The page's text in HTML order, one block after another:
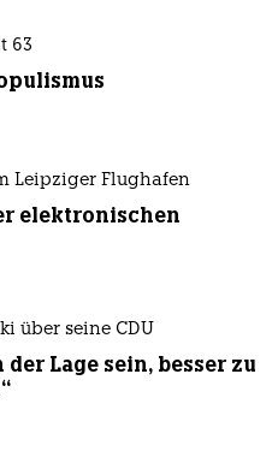
63
Leipziger Flughafen
elektronischen
über seine CDU
Lage sein, besser zu